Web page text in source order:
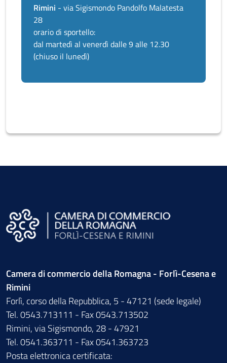
Rimini - via Sigismondo Pandolfo Malatesta
28
orario di sportello:
dal martedì al venerdì dalle 9 alle 12.30
(chiuso il lunedì)
Camera di commercio della Romagna - Forlì-Cesena e
Rimini
Forlì, corso della Repubblica, 5 - 47121 (sede legale)
Tel. 0543.713111 - Fax 0543.713502
Rimini, via Sigismondo, 28 - 47921
Tel. 0541.363711 - Fax 0541.363723
Posta elettronica certificata: